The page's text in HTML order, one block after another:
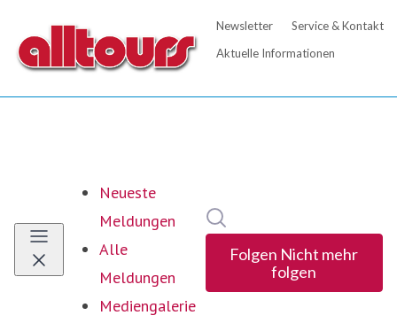
Neueste
Meldungen
Alle
Meldungen
Mediengalerie
Folgen Nicht mehr
folgen